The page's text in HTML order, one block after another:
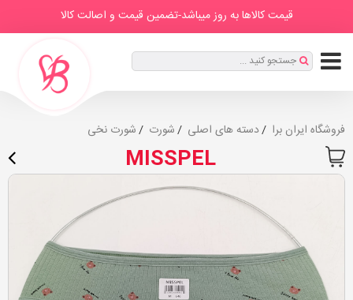
IranBra
اصلی ها ما
ثبت
|
قیمت کالاها به روز میباشد-تضمین قیمت و اصالت کالا
جستجو کنید ...
فروشگاه ایران برا دسته های اصلی شورت شورت نخی
MISSPEL